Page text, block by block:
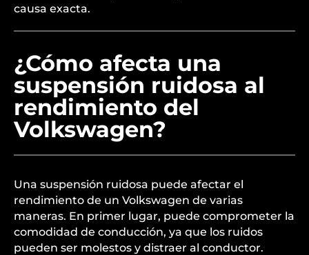
causa exacta.
¿Cómo afecta una
suspensión ruidosa al
rendimiento del
Volkswagen?
Una suspensión ruidosa puede afectar el
rendimiento de un Volkswagen de varias
maneras. En primer lugar, puede comprometer la
comodidad de conducción, ya que los ruidos
pueden ser molestos y distraer al conductor.